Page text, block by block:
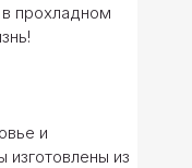
прохладном
и
из